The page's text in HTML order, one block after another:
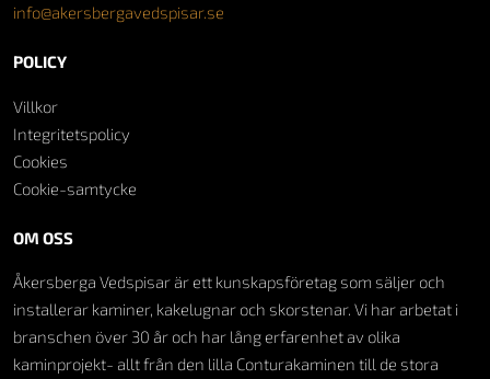
OM OSS
Åkersberga Vedspisar är ett kunskapsföretag som säljer och
installerar kaminer, kakelugnar och skorstenar. Vi har arbetat i
branschen över 30 år och har lång erfarenhet av olika
kaminprojekt- allt från den lilla Conturakaminen till de stora
info@akersbergavedspisar.se
POLICY
Villkor
Integritetspolicy
Cookies
Cookie-samtycke